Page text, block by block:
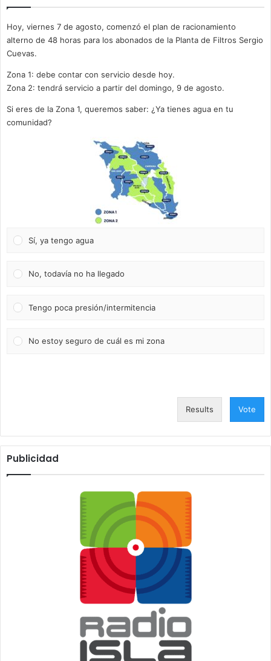
Hoy, viernes 7 de agosto, comenzó el plan de racionamiento
alterno de 48 horas para los abonados de la Planta de Filtros Sergio
Cuevas.
Zona 1: debe contar con servicio desde hoy.
Zona 2: tendrá servicio a partir del domingo, 9 de agosto.
Si eres de la Zona 1, queremos saber: ¿Ya tienes agua en tu
comunidad?
Sí, ya tengo agua
No, todavía no ha llegado
Tengo poca presión/intermitencia
No estoy seguro de cuál es mi zona
Results Vote
Publicidad